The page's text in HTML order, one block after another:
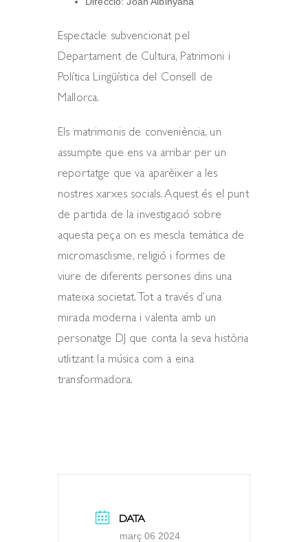
Espectacle subvencionat pel
Departament de Cultura, Patrimoni i
Política Lingüística del Consell de
Mallorca.
Els matrimonis de conveniència, un
assumpte que ens va arribar per un
reportatge que va aparèixer a les
nostres xarxes socials. Aquest és el punt
de partida de la investigació sobre
aquesta peça on es mescla temàtica de
micromasclisme, religió i formes de
viure de diferents persones dins una
mateixa societat. Tot a través d’una
mirada moderna i valenta amb un
personatge DJ que conta la seva història
utlitzant la música com a eina
transformadora.
DATA
març 06 2024